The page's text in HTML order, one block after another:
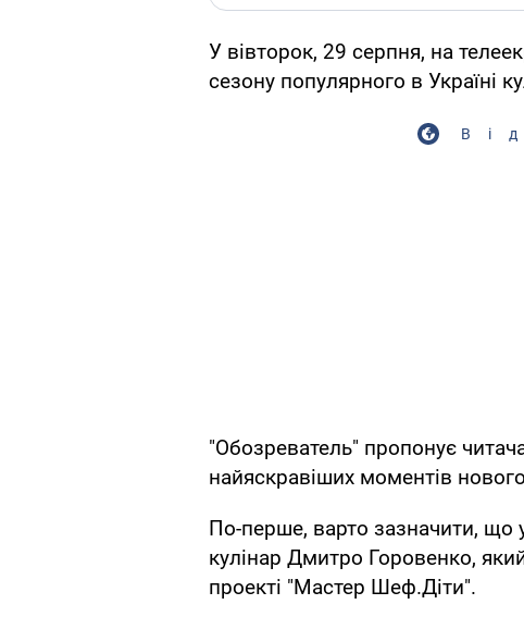
У вівторок, 29 серпня, на
сезону популярного в Україні
"Обозреватель" пропонує
найяскравіших моментів
По-перше, варто зазначити, що
кулінар Дмитро Горовенко,
проекті "Мастер Шеф.Діти".